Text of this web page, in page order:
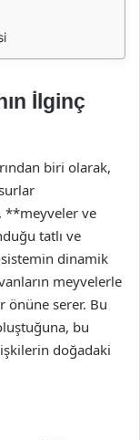
İlginç
biri olarak,
**meyveler ve
tatlı ve
dinamik
meyvelerle
önüne serer. Bu
bu
doğadaki